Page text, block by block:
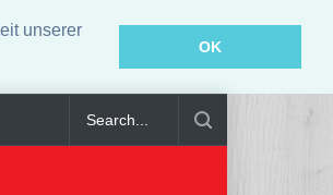
unserer
OK
Weniger Falschgeld festgestellt